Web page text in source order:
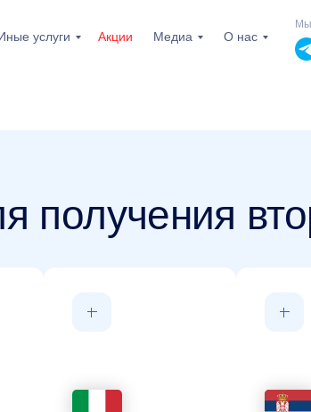
Акции О нас
услуги Медиа
получения